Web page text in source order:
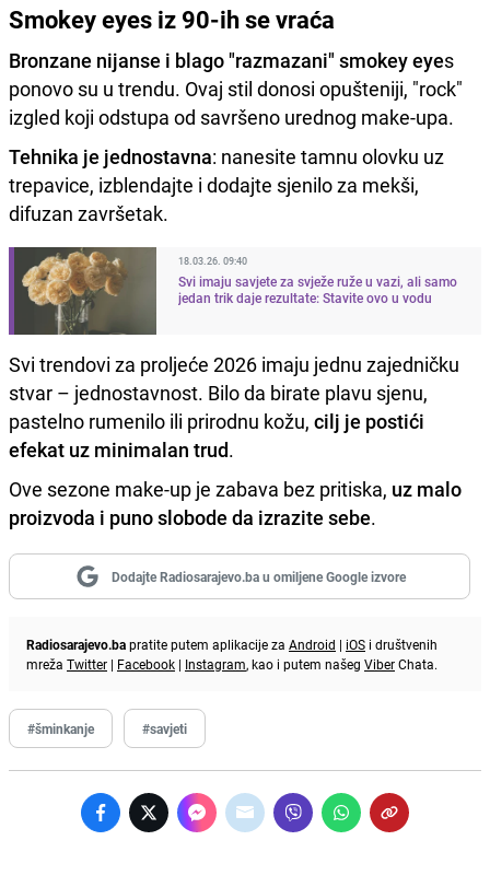
Smokey eyes iz 90-ih se vraća
Bronzane nijanse i blago "razmazani" smokey eyes
ponovo su u trendu. Ovaj stil donosi opušteniji, "rock"
izgled koji odstupa od savršeno urednog make-upa.
Tehnika je jednostavna: nanesite tamnu olovku uz
trepavice, izblendajte i dodajte sjenilo za mekši,
difuzan završetak.
18.03.26. 09:40
Svi imaju savjete za svježe ruže u vazi, ali samo
jedan trik daje rezultate: Stavite ovo u vodu
Svi trendovi za proljeće 2026 imaju jednu zajedničku
stvar – jednostavnost. Bilo da birate plavu sjenu,
pastelno rumenilo ili prirodnu kožu, cilj je postići
efekat uz minimalan trud.
Ove sezone make-up je zabava bez pritiska, uz malo
proizvoda i puno slobode da izrazite sebe.
Dodajte Radiosarajevo.ba u omiljene Google izvore
Radiosarajevo.bapratite putem aplikacije za Android | iOS i društvenih
mreža Twitter | Facebook | Instagram, kao i putem našeg ViberChata.
#šminkanje #savjeti